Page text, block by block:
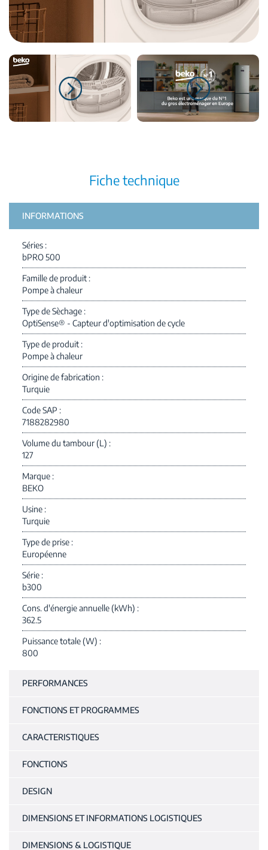
Fiche technique
INFORMATIONS
Séries
bPRO 500
Famille de produit
Pompe à chaleur
Type de Sèchage
OptiSense® - Capteur d'optimisation de cycle
Type de produit
Pompe à chaleur
Origine de fabrication
Turquie
Code SAP
7188282980
Volume du tambour (L)
127
Marque
BEKO
Usine
Turquie
Type de prise
Européenne
Série
b300
Cons. d'énergie annuelle (kWh)
362.5
Puissance totale (W)
800
PERFORMANCES
FONCTIONS ET PROGRAMMES
CARACTERISTIQUES
FONCTIONS
DESIGN
DIMENSIONS ET INFORMATIONS LOGISTIQUES
DIMENSIONS & LOGISTIQUE